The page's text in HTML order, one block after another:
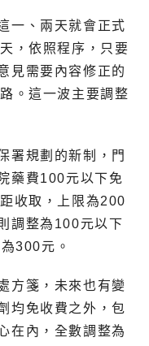
一、兩天就會正式
，依照程序，只要
見需要內容修正的
。這一波主要調整
署規劃的新制，門
藥費100元以下免
收取，上限為200
調整為100元以下
300元。
方箋，未來也有變
均免收費之外，包
在內，全數調整為